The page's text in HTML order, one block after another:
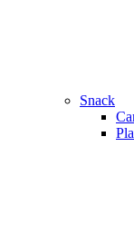
Snack